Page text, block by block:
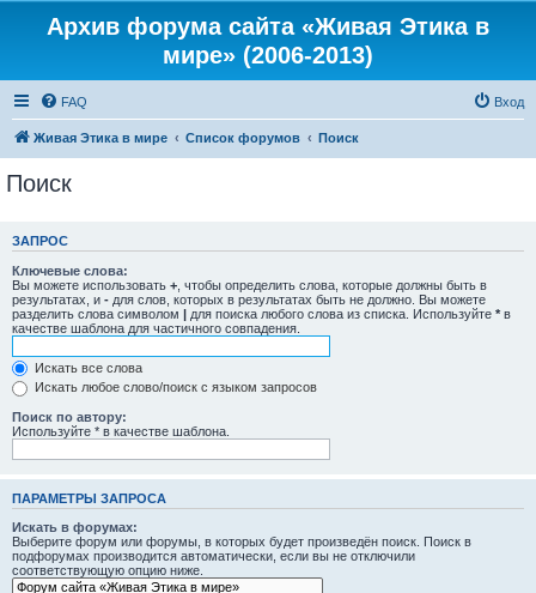
Архив форума сайта «Живая Этика в
мире» (2006-2013)
FAQ Вход
Живая Этика в мире Список форумов Поиск
Поиск
ЗАПРОС
Ключевые слова:
Вы можете использовать + , чтобы определить слова, которые должны быть в
результатах, и - для слов, которых в результатах быть не должно. Вы можете
разделить слова символом | для поиска любого слова из списка. Используйте * в
качестве шаблона для частичного совпадения.
Искать все слова
Искать любое слово/поиск с языком запросов
Поиск по автору:
Используйте * в качестве шаблона.
ПАРАМЕТРЫ ЗАПРОСА
Искать в форумах:
Выберите форум или форумы, в которых будет произведён поиск. Поиск в
подфорумах производится автоматически, если вы не отключили
соответствующую опцию ниже.